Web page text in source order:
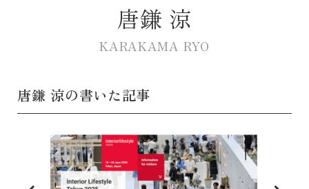
唐鎌 涼
KARAKAMA RYO
唐鎌 涼の書いた記事